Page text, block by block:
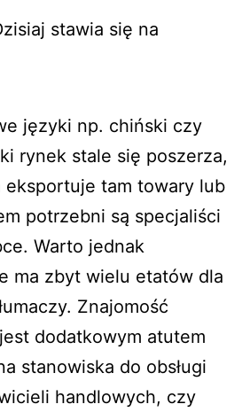
stawia się na
języki np. chiński czy
rynek stale się poszerza,
tam towary lub
potrzebni są specjaliści
Warto jednak
ma zbyt wielu etatów dla
Znajomość
dodatkowym atutem
stanowiska do obsługi
handlowych, czy